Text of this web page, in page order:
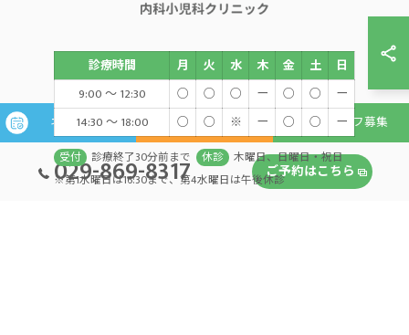
ネット予約 WEB問診 スタッフ募集
029-869-8317 ご予約はこちら
診療時間 月 火 水 木 金 土
日
9:00 ～ 12:30
○ ○ ○ ー ○ ○
ー
14:30 ～ 18:00
○ ○ ※ ー ○ ○ ー
受付 診療終了30分前まで 休診 木曜日、日曜日・祝日
※第1水曜日は16:30まで、第4水曜日は午後休診